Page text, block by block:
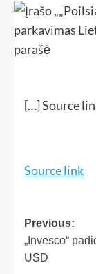
[…] Source
Source link
Previous:
„Invesco“
USD